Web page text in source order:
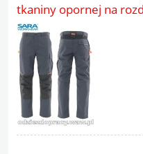
tkaniny opornej na